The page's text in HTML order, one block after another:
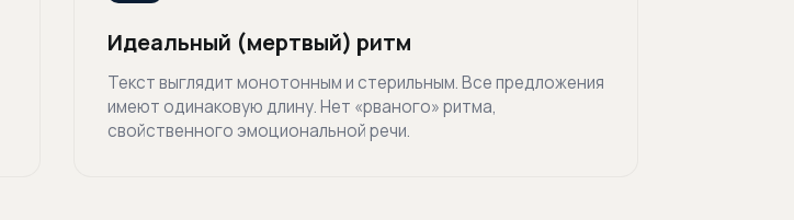
Идеальный (мертвый) ритм
Текст выглядит монотонным и стерильным. Все предложения
имеют одинаковую длину. Нет «рваного» ритма,
свойственного эмоциональной речи.